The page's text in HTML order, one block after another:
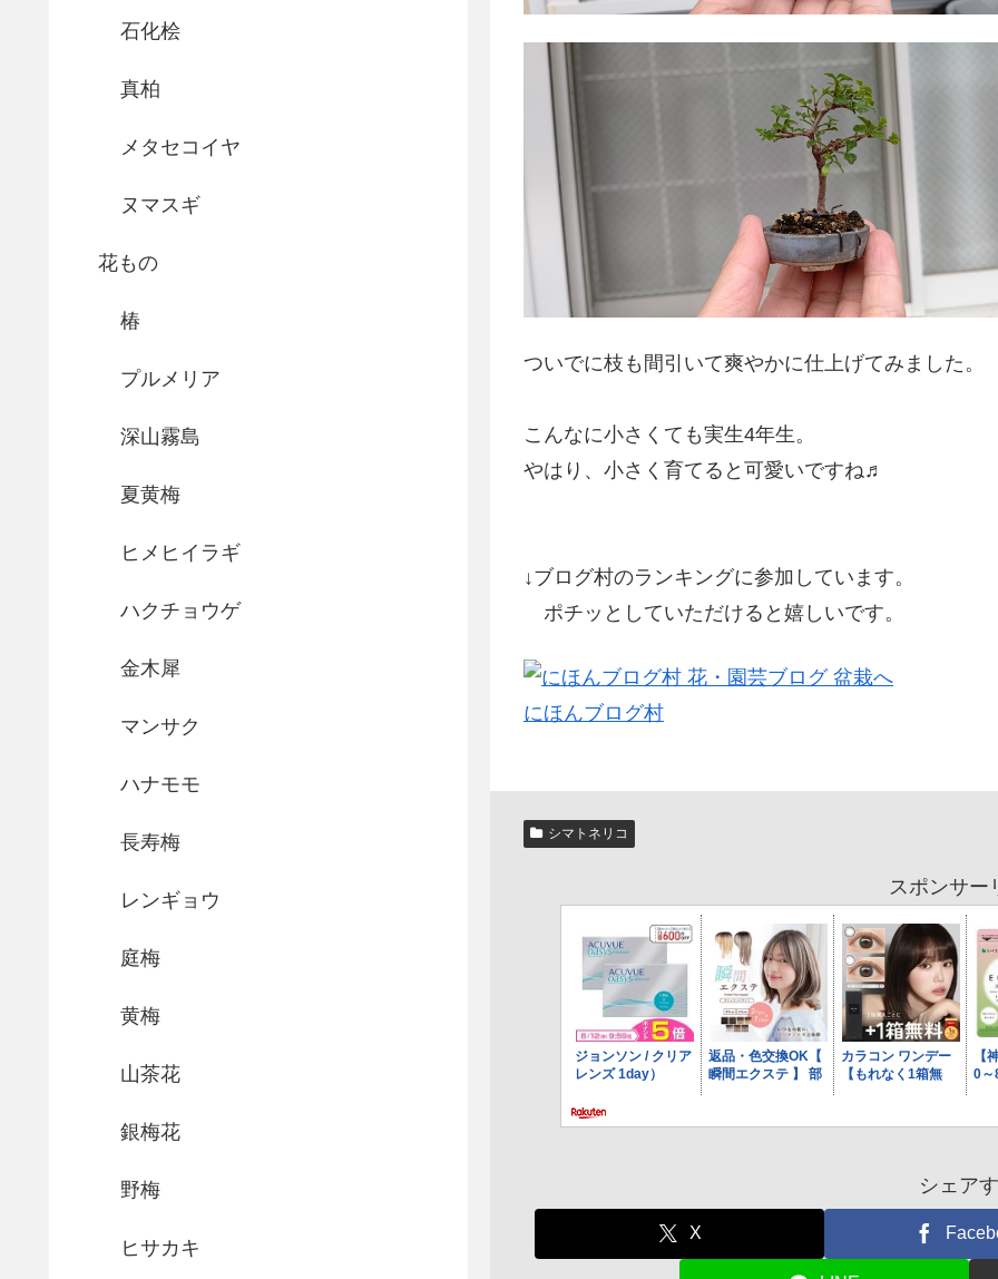
ついでに枝も間引いて爽やかに仕上げてみました。
こんなに小さくても実生4年生。
やはり、小さく育てると可愛いですね♬
↓ブログ村のランキングに参加しています。
ポチッとしていただけると嬉しいです。
にほんブログ村
シマトネリコ
スポンサー
シェア
X
石化桧
真柏
メタセコイヤ
ヌマスギ
花もの
椿
プルメリア
深山霧島
夏黄梅
ヒメヒイラギ
ハクチョウゲ
金木犀
マンサク
ハナモモ
長寿梅
レンギョウ
庭梅
黄梅
山茶花
銀梅花
野梅
ヒサカキ